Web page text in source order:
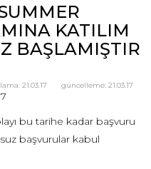
KATILIM
BAŞLAMIŞTIR
güncelleme: 21.03.17
21.03.17
bu tarihe kadar başvuru
başvurular kabul